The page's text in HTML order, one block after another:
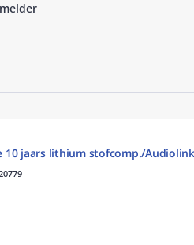
10 jaars lithium stofcomp./Audiolink